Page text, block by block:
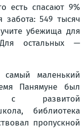
есть спасают 9%
забота: 549 тысяч
убежища для
остальных —
маленький
Панямуне был
с развитой
библиотека
пропускной